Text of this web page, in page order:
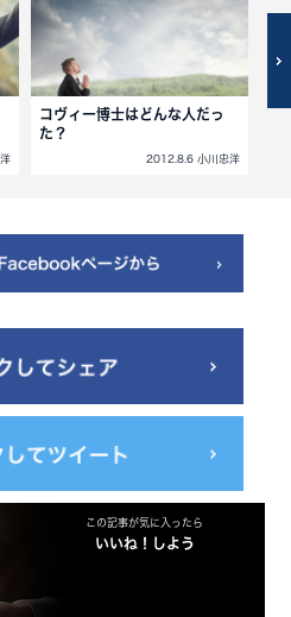
コヴィー博士はどんな人だっ
た？
2012.8.6 小川忠洋
この記事が気に入ったら
いいね！しよう